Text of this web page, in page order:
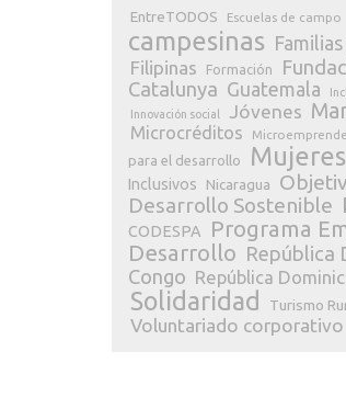
EntreTODOS Escuelas de campo
campesinas
Filipinas
Formación
Catalunya Guatemala
Innovación social
Jóvenes
Microcréditos
para el desarrollo
Mujeres
Inclusivos
Nicaragua
Desarrollo Sostenible
CODESPA
Programa
Desarrollo República
Congo República
Solidaridad Turismo
Voluntariado corporativo